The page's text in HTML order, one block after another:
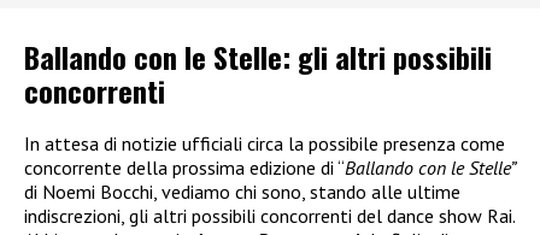
Ballando con le Stelle: gli altri possibili
concorrenti
In attesa di notizie ufficiali circa la possibile presenza come
concorrente della prossima edizione di “Ballando con le Stelle”
di Noemi Bocchi, vediamo chi sono, stando alle ultime
indiscrezioni, gli altri possibili concorrenti del dance show Rai.